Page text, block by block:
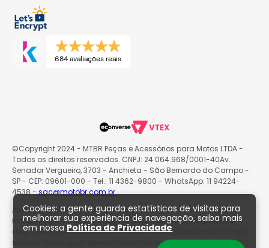
Cookies: a gente guarda estatísticas de visitas para
melhorar sua experiência de navegação, saiba mais
em nossa Política de Privacidade
684 avaliações reais
©Copyright 2024 - MTBR Peças e Acessórios para Motos LTDA -
Todos os direitos reservados. CNPJ: 24.064.968/0001-40Av.
Senador Vergueiro, 3703 - Anchieta - São Bernardo do Campo -
SP - CEP: 09601-000 - Tel.: 11 4362-9800 - WhatsApp: 11 94224-
4538 -sac@motobr.com.br
Atenção: O site poderá passar por atualizações e eventuais
instabilidades nas informações exibidas, incluindo preços e
disponibilidade de produtos. O valor válido para fins de compra
será sempre aquele apresentado na sacola de produtos no